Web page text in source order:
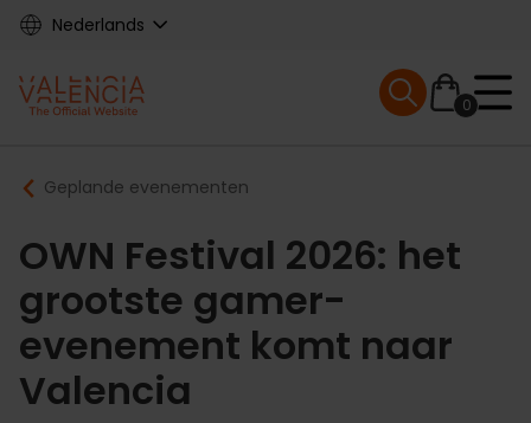
Skip
content
Nederlands
Main
navigation
0
Mobile menu
Breadcrumb
Geplande evenementen
OWN Festival 2026: het
grootste gamer-
evenement komt naar
Valencia